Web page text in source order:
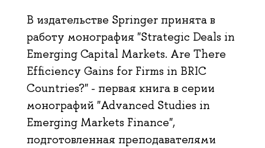
В издательстве Springer принята в
работу монография "Strategic Deals in
Emerging Capital Markets. Are There
Efficiency Gains for Firms in BRIC
Countries?" - первая книга в серии
монографий "Advanced Studies in
Emerging Markets Finance",
подготовленная преподавателями